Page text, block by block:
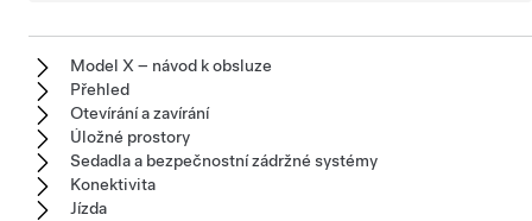
Model X – návod k obsluze
Přehled
Otevírání a zavírání
Úložné prostory
Sedadla a bezpečnostní zádržné systémy
Konektivita
Jízda